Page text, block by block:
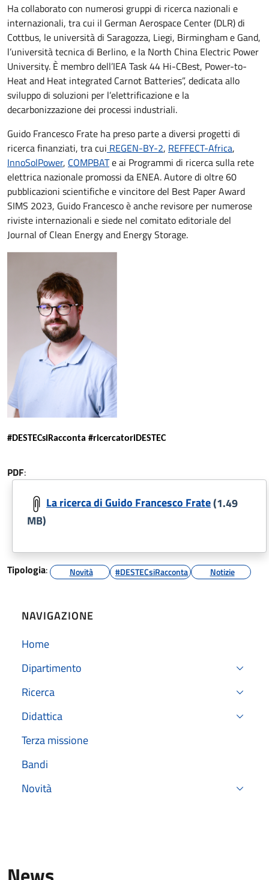
Ha collaborato con numerosi gruppi di ricerca nazionali e
internazionali, tra cui il German Aerospace Center (DLR) di
Cottbus, le università di Saragozza, Liegi, Birmingham e Gand,
l’università tecnica di Berlino, e la North China Electric Power
University. È membro dell’IEA Task 44 Hi-CBest, Power-to-
Heat and Heat integrated Carnot Batteries”, dedicata allo
sviluppo di soluzioni per l’elettrificazione e la
decarbonizzazione dei processi industriali.
Guido Francesco Frate ha preso parte a diversi progetti di
ricerca finanziati, tra cui REGEN-BY-2, REFFECT-Africa,
InnoSolPower, COMPBATe ai Programmi di ricerca sulla rete
elettrica nazionale promossi da ENEA. Autore di oltre 60
pubblicazioni scientifiche e vincitore del Best Paper Award
SIMS 2023, Guido Francesco è anche revisore per numerose
riviste internazionali e siede nel comitato editoriale del
Journal of Clean Energy and Energy Storage.
#DESTECsiRacconta #ricercatoriDESTEC
PDF:
La ricerca di Guido Francesco Frate(1.49
MB)
Tipologia: Novità #DESTECsiRacconta Notizie
NAVIGAZIONE
Home
Dipartimento
Ricerca
Didattica
Terza missione
Bandi
Novità